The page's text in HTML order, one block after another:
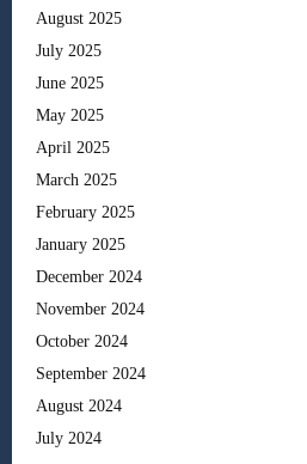
August 2025
July 2025
June 2025
May 2025
April 2025
March 2025
February 2025
January 2025
December 2024
November 2024
October 2024
September 2024
August 2024
July 2024